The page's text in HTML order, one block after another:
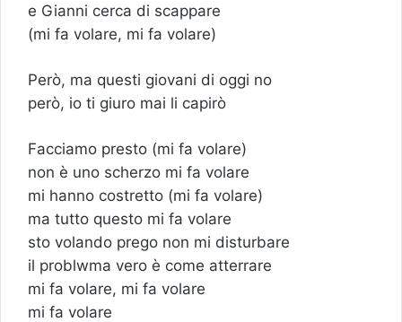
e Gianni cerca di scappare
(mi fa volare, mi fa volare)
Però, ma questi giovani di oggi no
però, io ti giuro mai li capirò
Facciamo presto (mi fa volare)
non è uno scherzo mi fa volare
mi hanno costretto (mi fa volare)
ma tutto questo mi fa volare
sto volando prego non mi disturbare
il problwma vero è come atterrare
mi fa volare, mi fa volare
mi fa volare